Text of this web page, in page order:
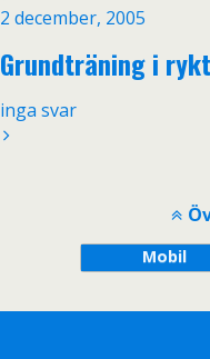
2 december, 2005
Grundträning i
inga svar
Mobil